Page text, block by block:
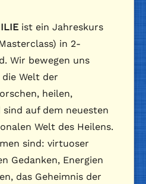
ist ein Jahreskurs
in 2-
Wir bewegen uns
Welt der
heilen,
auf dem neuesten
Welt des Heilens.
sind: virtuoser
Gedanken, Energien
das Geheimnis der